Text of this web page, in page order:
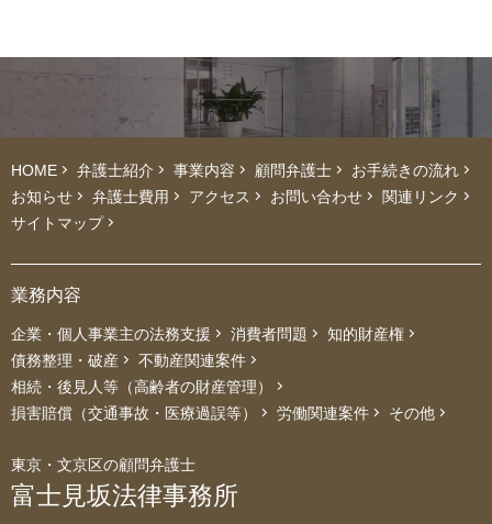
HOME 弁護士紹介 事業内容 顧問弁護士
お手続きの流れ
お知らせ
弁護士費用 アクセス お問い合わせ
関連リンク
サイトマップ
業務内容
企業・個人事業主の法務支援 消費者問題
知的財産権
債務整理・破産
不動産関連案件
相続・後見人等（高齢者の財産管理）
損害賠償（交通事故・医療過誤等）
労働関連案件 その他
東京・文京区の顧問弁護士
富士見坂法律事務所